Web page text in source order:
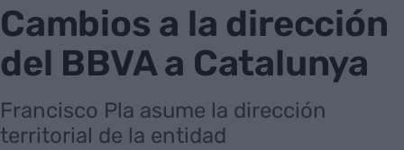
Cambios a la dirección
del BBVA a Catalunya
Francisco Pla asume la dirección
territorial de la entidad